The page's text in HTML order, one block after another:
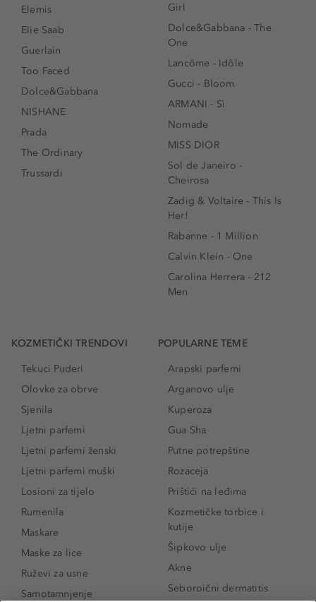
Elemis
Elie Saab
Guerlain
Too Faced
Dolce&Gabbana
NISHANE
Prada
The Ordinary
Trussardi
Girl
Dolce&Gabbana - The
One
Lancôme - Idôle
Gucci - Bloom
ARMANI - Sì
Nomade
MISS DIOR
Sol de Janeiro -
Cheirosa
Zadig & Voltaire - This Is
Her!
Rabanne - 1 Million
Calvin Klein - One
Carolina Herrera - 212
Men
KOZMETIČKI TRENDOVI
Tekuci Puderi
Olovke za obrve
Sjenila
Ljetni parfemi
Ljetni parfemi ženski
Ljetni parfemi muški
Losioni za tijelo
Rumenila
Maskare
Maske za lice
Ruževi za usne
Samotamnjenje
POPULARNE TEME
Arapski parfemi
Arganovo ulje
Kuperoza
Gua Sha
Putne potrepštine
Rozaceja
Prištići na leđima
Kozmetičke torbice i
kutije
Šipkovo ulje
Akne
Seboroični dermatitis